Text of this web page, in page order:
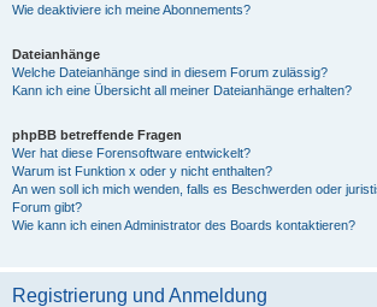
Wie deaktiviere ich meine Abonnements?
Dateianhänge
Welche Dateianhänge sind in diesem Forum zulässig?
Kann ich eine Übersicht all meiner Dateianhänge erhalten?
phpBB betreffende Fragen
Wer hat diese Forensoftware entwickelt?
Warum ist Funktion x oder y nicht enthalten?
An wen soll ich mich wenden, falls es Beschwerden oder
Forum gibt?
Wie kann ich einen Administrator des Boards kontaktieren?
Registrierung und Anmeldung